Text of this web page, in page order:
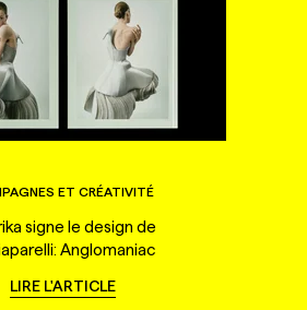
ET CRÉATIVITÉ
signe le design de
Anglomaniac
LIRE L'ARTICLE